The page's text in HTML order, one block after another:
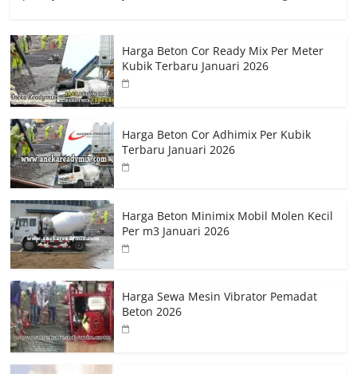
Harga Beton Cor Ready Mix Per Meter
Kubik Terbaru Januari 2026
Harga Beton Cor Adhimix Per Kubik
Terbaru Januari 2026
Harga Beton Minimix Mobil Molen Kecil
Per m3 Januari 2026
Harga Sewa Mesin Vibrator Pemadat
Beton 2026